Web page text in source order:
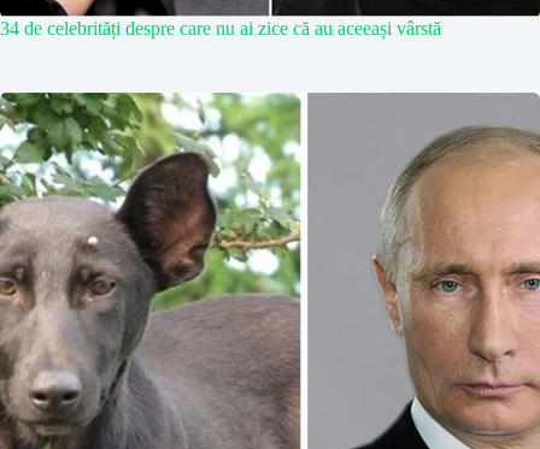
34 de celebrități despre care nu ai zice că au aceeași vârstă